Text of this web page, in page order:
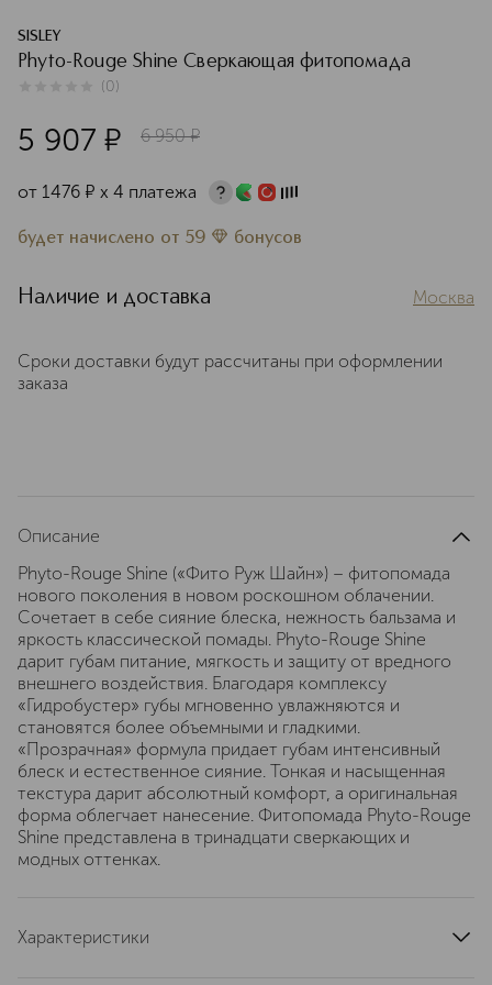
SISLEY
Phyto-Rouge Shine Сверкающая фитопомада
(0)
5 907 ¤ 6 950 ¤
от 1476 ¤ х 4 платежа
будет начислено от 59 бонусов
Наличие и доставка Москва
Сроки доставки будут рассчитаны при оформлении
заказа
Описание
Phyto-Rouge Shine («Фито Руж Шайн») – фитопомада
нового поколения в новом роскошном облачении.
Сочетает в себе сияние блеска, нежность бальзама и
яркость классической помады. Phyto-Rouge Shine
дарит губам питание, мягкость и защиту от вредного
внешнего воздействия. Благодаря комплексу
«Гидробустер» губы мгновенно увлажняются и
становятся более объемными и гладкими.
«Прозрачная» формула придает губам интенсивный
блеск и естественное сияние. Тонкая и насыщенная
текстура дарит абсолютный комфорт, а оригинальная
форма облегчает нанесение. Фитопомада Phyto-Rouge
Shine представлена в тринадцати сверкающих и
модных оттенках.
Характеристики